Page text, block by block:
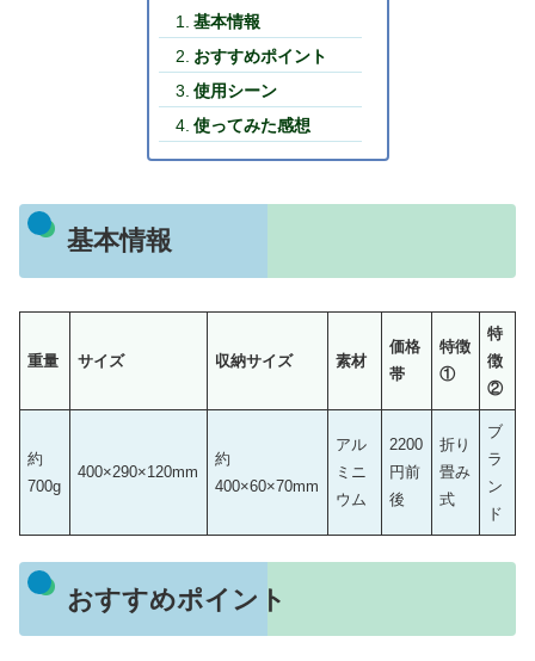
基本情報
おすすめポイント
使用シーン
使ってみた感想
基本情報
重量 サイズ 収納サイズ 素材
価格
帯
特徴
①
特
徴
②
約
700g
400×290×120mm
約
400×60×70mm
アル
ミニ
ウム
2200
円前
後
折り
畳み
式
ブ
ラ
ン
ド
おすすめポイント